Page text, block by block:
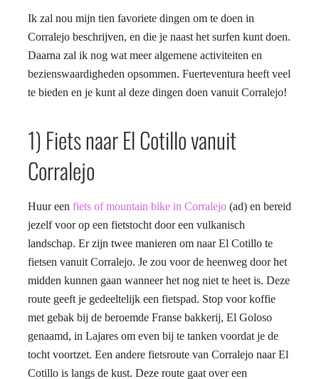
Ik zal nou mijn tien favoriete dingen om te doen in
Corralejo beschrijven, en die je naast het surfen kunt doen.
Daarna zal ik nog wat meer algemene activiteiten en
bezienswaardigheden opsommen. Fuerteventura heeft veel
te bieden en je kunt al deze dingen doen vanuit Corralejo!
1) Fiets naar El Cotillo vanuit
Corralejo
Huur een fiets of mountain bike in Corralejo (ad) en bereid
jezelf voor op een fietstocht door een vulkanisch
landschap. Er zijn twee manieren om naar El Cotillo te
fietsen vanuit Corralejo. Je zou voor de heenweg door het
midden kunnen gaan wanneer het nog niet te heet is. Deze
route geeft je gedeeltelijk een fietspad. Stop voor koffie
met gebak bij de beroemde Franse bakkerij, El Goloso
genaamd, in Lajares om even bij te tanken voordat je de
tocht voortzet. Een andere fietsroute van Corralejo naar El
Cotillo is langs de kust. Deze route gaat over een